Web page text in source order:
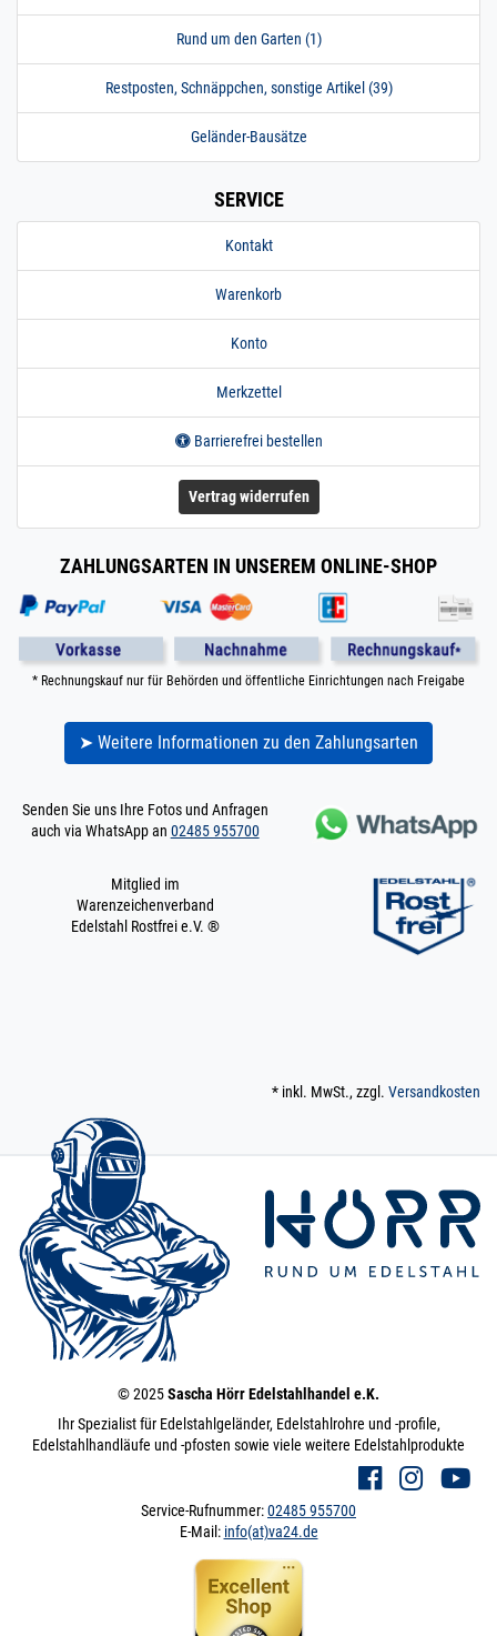
Rund um den Garten (1)
Restposten, Schnäppchen, sonstige Artikel (39)
Geländer-Bausätze
SERVICE
Kontakt
Warenkorb
Konto
Merkzettel
Barrierefrei bestellen
Vertrag widerrufen
ZAHLUNGSARTEN IN UNSEREM ONLINE-SHOP
* Rechnungskauf nur für Behörden und öffentliche Einrichtungen nach Freigabe
➤ Weitere Informationen zu den Zahlungsarten
Senden Sie uns Ihre Fotos und Anfragen
auch via WhatsApp an 02485 955700
Mitglied im
Warenzeichenverband
Edelstahl Rostfrei e.V. ®
* inkl. MwSt., zzgl. Versandkosten
© 2025Sascha Hörr Edelstahlhandel e.K.
Ihr Spezialist für Edelstahlgeländer, Edelstahlrohre und -profile,
Edelstahlhandläufe und -pfosten sowie viele weitere Edelstahlprodukte
Service-Rufnummer:02485 955700
E-Mail: info(at)va24.de